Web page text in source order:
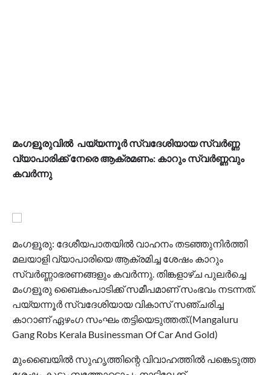
മംഗളൂരുവിൽ പയ്യന്നൂർ സ്വദേശിയായ സ്വർണ്ണ
വ്യാപാരിക്ക് നേരെ ആക്രമണം: കാറും സ്വർണ്ണവും
കവർന്നു
മംഗളൂരു: ദേശീയപാതയിൽ വാഹനം തടഞ്ഞുനിർത്തി
മലയാളി വ്യാപാരിയെ ആക്രമിച്ച ശേഷം കാറും
സ്വർണ്ണാഭരണങ്ങളും കവർന്നു. തിങ്കളാഴ്ച പുലർച്ചെ
മംഗളൂരു ബൈകംപാടിക്ക് സമീപമാണ് സംഭവം നടന്നത്.
പയ്യന്നൂർ സ്വദേശിയായ വികാസ് സഞ്ചരിച്ച
കാറാണ് ഏഴംഗ സംഘം തട്ടിയെടുത്തത്.(Mangaluru
Gang Robs Kerala Businessman Of Car And Gold)
മുംബൈയിൽ സുഹൃത്തിന്റെ വിവാഹത്തിൽ പങ്കെടുത്ത